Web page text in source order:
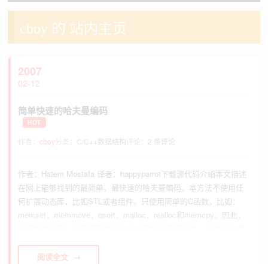
cboy 的 站内主页
2007
02-12
简单快速的哈夫曼编码
HOT
cboy C/C++数据结构 2 条评论
作者：Hatem Mostafa 译者：happyparrot下载源代码介绍本文描述
在网上能够找到的最简单，最快速的哈夫曼编码。本方法不使用任
何扩展动态库，比如STL或者组件。只使用简单的C函数，比如：
memset，memmove，qsort，malloc，realloc和memcpy。因此，
压缩是个无损的压缩算法，一般用来压缩文本和程序...
阅读全文